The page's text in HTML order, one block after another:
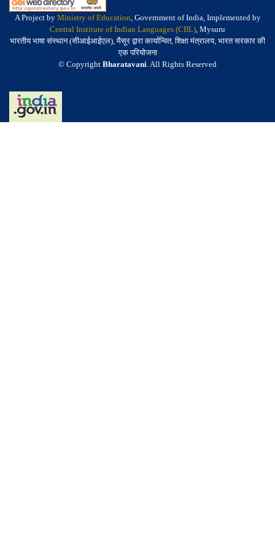
A Project by Ministry of Education, Government of India, Implemented by
Central Institute of Indian Languages (CIIL), Mysuru
भारतीय भाषा संस्थान (सीआईआईएल), मैसूर द्वारा कार्यान्वित, शिक्षा मंत्रालय, भारत सरकार की
एक परियोजना
© Copyright Bharatavani. All Rights Reserved